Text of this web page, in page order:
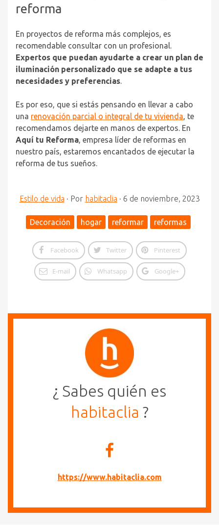
reforma
En proyectos de reforma más complejos, es
recomendable consultar con un profesional.
Expertos que puedan ayudarte a crear un plan de
iluminación personalizado que se adapte a tus
necesidades y preferencias
Es por eso, que si estás pensando en llevar a cabo
una renovación parcial o integral de tu vivienda , te
recomendamos dejarte en manos de expertos. En
Aquí tu Reforma , empresa líder de reformas en
nuestro país, estaremos encantados de ejecutar la
reforma de tus sueños.
Estilo de vida · Por habitaclia · 6 de noviembre, 2023
Decoración hogar reformar reformas
Facebook Twitter Pinterest
E-mail Whatsapp Google+
¿ Sabes quién es
habitaclia ?
https://www.habitaclia.com